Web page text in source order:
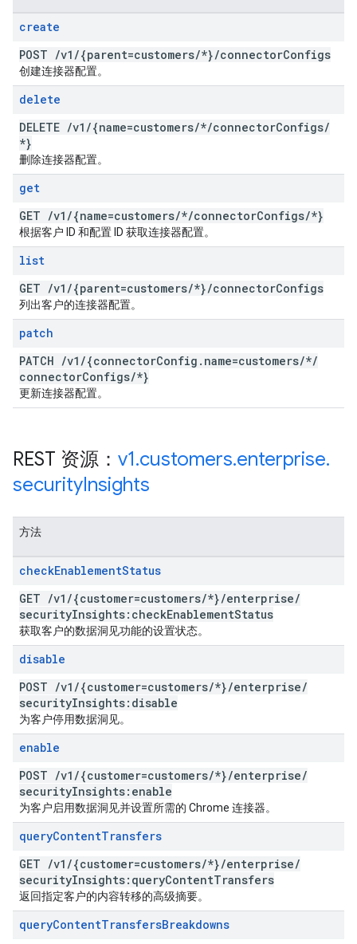
create
POST /v1 /{parent=customers/*}/connectorConfigs
创建连接器配置。
delete
DELETE /v1 /{name=customers/*/connectorConfigs/
*}
删除连接器配置。
get
GET /v1 /{name=customers/*/connectorConfigs/*}
根据客户 ID 和配置 ID 获取连接器配置。
list
GET /v1 /{parent=customers/*}/connectorConfigs
列出客户的连接器配置。
patch
PATCH /v1 /{connectorConfig . name=customers/*/
connectorConfigs/*}
更新连接器配置。
REST 资源： v1.customers.enterprise.
securityInsights
方法
checkEnablementStatus
GET /v1 /{customer=customers/*}/enterprise/
securityInsights:checkEnablementStatus
获取客户的数据洞见功能的设置状态。
disable
POST /v1 /{customer=customers/*}/enterprise/
securityInsights:disable
为客户停用数据洞见。
enable
POST /v1 /{customer=customers/*}/enterprise/
securityInsights:enable
为客户启用数据洞见并设置所需的 Chrome 连接器。
queryContentTransfers
GET /v1 /{customer=customers/*}/enterprise/
securityInsights:queryContentTransfers
返回指定客户的内容转移的高级摘要。
queryContentTransfersBreakdowns